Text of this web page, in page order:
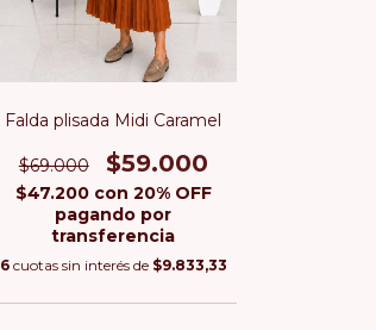
Falda plisada Midi Caramel
$69.000 $59.000
$47.200 con 20% OFF
pagando por
transferencia
6 cuotas sin interés de $9.833,33